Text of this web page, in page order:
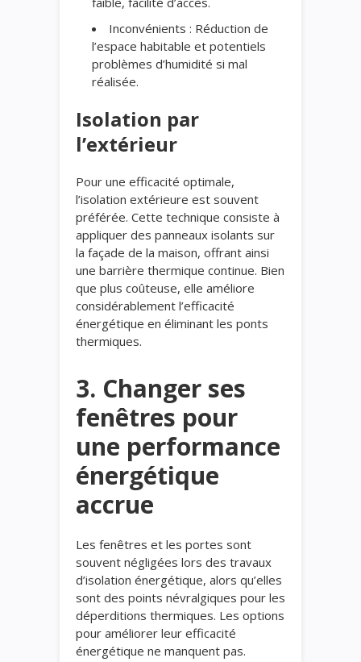
Inconvénients : Réduction de
l’espace habitable et potentiels
problèmes d’humidité si mal
réalisée.
Isolation par
l’extérieur
Pour une efficacité optimale,
l’isolation extérieure est souvent
préférée. Cette technique consiste à
appliquer des panneaux isolants sur
la façade de la maison, offrant ainsi
une barrière thermique continue. Bien
que plus coûteuse, elle améliore
considérablement l’efficacité
énergétique en éliminant les ponts
thermiques.
3. Changer ses
fenêtres pour
une performance
énergétique
accrue
Les fenêtres et les portes sont
souvent négligées lors des travaux
d’isolation énergétique, alors qu’elles
sont des points névralgiques pour les
déperditions thermiques. Les options
pour améliorer leur efficacité
énergétique ne manquent pas.